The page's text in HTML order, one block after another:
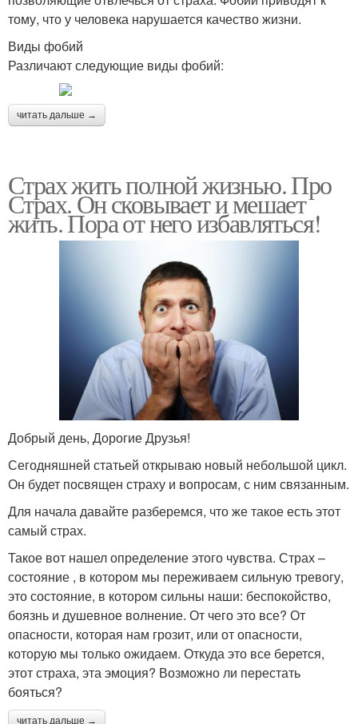
тому, что у человека нарушается качество жизни.
Виды фобий
Различают следующие виды фобий:
читать дальше →
Страх жить полной жизнью. Про
Страх. Он сковывает и мешает
жить. Пора от него избавляться!
Добрый день, Дорогие Друзья!
Сегодняшней статьей открываю новый небольшой цикл.
Он будет посвящен страху и вопросам, с ним связанным.
Для начала давайте разберемся, что же такое есть этот
самый страх.
Такое вот нашел определение этого чувства. Страх –
состояние , в котором мы переживаем сильную тревогу,
это состояние, в котором сильны наши: беспокойство,
боязнь и душевное волнение. От чего это все? От
опасности, которая нам грозит, или от опасности,
которую мы только ожидаем. Откуда это все берется,
этот страха, эта эмоция? Возможно ли перестать
бояться?
читать дальше →